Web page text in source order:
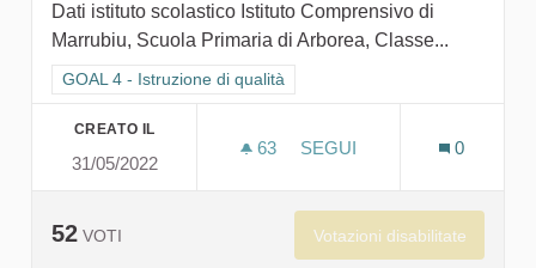
Dati istituto scolastico Istituto Comprensivo di
Marrubiu, Scuola Primaria di Arborea, Classe...
Filtra i risultati per categoria: GOAL 4 - Istruzione di qualità
GOAL 4 - Istruzione di qualità
CREATO IL
31/05/2022
63 63 SOSTENITORI
SEGUI
0
52 VOTI Votazioni disabilitate